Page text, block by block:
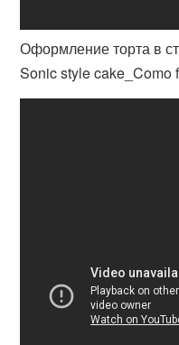
Оформление торта в
Sonic style cake_Como